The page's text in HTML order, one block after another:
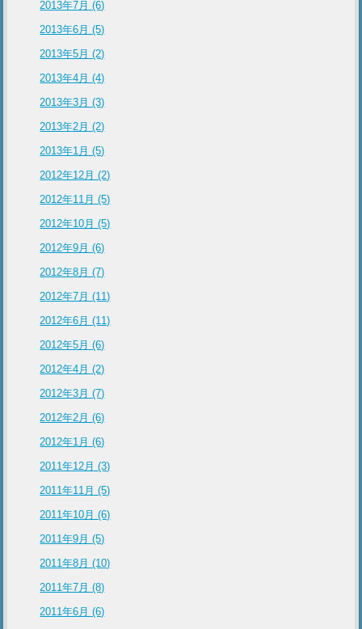
2013年7月 (6)
2013年6月 (5)
2013年5月 (2)
2013年4月 (4)
2013年3月 (3)
2013年2月 (2)
2013年1月 (5)
2012年12月 (2)
2012年11月 (5)
2012年10月 (5)
2012年9月 (6)
2012年8月 (7)
2012年7月 (11)
2012年6月 (11)
2012年5月 (6)
2012年4月 (2)
2012年3月 (7)
2012年2月 (6)
2012年1月 (6)
2011年12月 (3)
2011年11月 (5)
2011年10月 (6)
2011年9月 (5)
2011年8月 (10)
2011年7月 (8)
2011年6月 (6)